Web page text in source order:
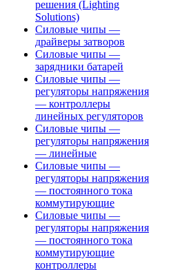
решения (Lighting
Solutions)
Силовые чипы —
драйверы затворов
Силовые чипы —
зарядники батарей
Силовые чипы —
регуляторы напряжения
— контроллеры
линейных регуляторов
Силовые чипы —
регуляторы напряжения
— линейные
Силовые чипы —
регуляторы напряжения
— постоянного тока
коммутирующие
Силовые чипы —
регуляторы напряжения
— постоянного тока
коммутирующие
контроллеры